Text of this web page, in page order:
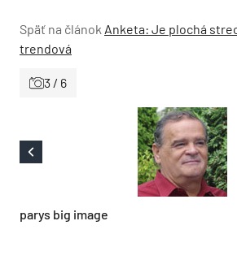
Späť na článok Anketa: Je plochá
trendová
3 / 6
parys big image